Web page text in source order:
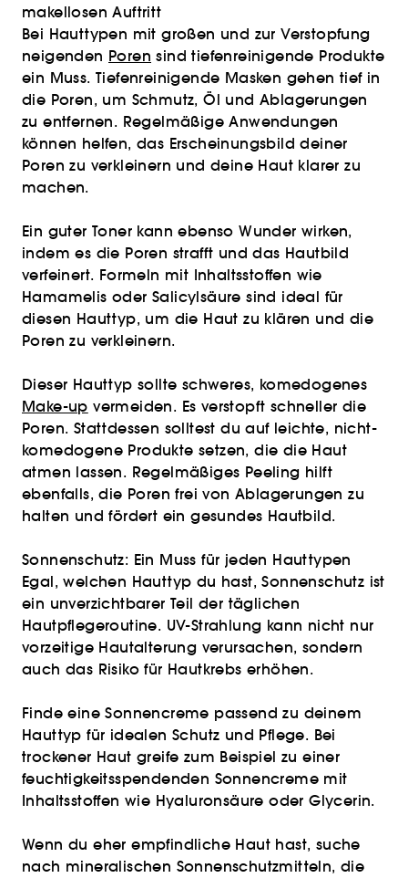
makellosen Auftritt
Bei Hauttypen mit großen und zur Verstopfung
neigenden Poren sind tiefenreinigende Produkte
ein Muss. Tiefenreinigende Masken gehen tief in
die Poren, um Schmutz, Öl und Ablagerungen
zu entfernen. Regelmäßige Anwendungen
können helfen, das Erscheinungsbild deiner
Poren zu verkleinern und deine Haut klarer zu
machen.
Ein guter Toner kann ebenso Wunder wirken,
indem es die Poren strafft und das Hautbild
verfeinert. Formeln mit Inhaltsstoffen wie
Hamamelis oder Salicylsäure sind ideal für
diesen Hauttyp, um die Haut zu klären und die
Poren zu verkleinern.
Dieser Hauttyp sollte schweres, komedogenes
Make-up vermeiden. Es verstopft schneller die
Poren. Stattdessen solltest du auf leichte, nicht-
komedogene Produkte setzen, die die Haut
atmen lassen. Regelmäßiges Peeling hilft
ebenfalls, die Poren frei von Ablagerungen zu
halten und fördert ein gesundes Hautbild.
Sonnenschutz: Ein Muss für jeden Hauttypen
Egal, welchen Hauttyp du hast, Sonnenschutz ist
ein unverzichtbarer Teil der täglichen
Hautpflegeroutine. UV-Strahlung kann nicht nur
vorzeitige Hautalterung verursachen, sondern
auch das Risiko für Hautkrebs erhöhen.
Finde eine Sonnencreme passend zu deinem
Hauttyp für idealen Schutz und Pflege. Bei
trockener Haut greife zum Beispiel zu einer
feuchtigkeitsspendenden Sonnencreme mit
Inhaltsstoffen wie Hyaluronsäure oder Glycerin.
Wenn du eher empfindliche Haut hast, suche
nach mineralischen Sonnenschutzmitteln, die